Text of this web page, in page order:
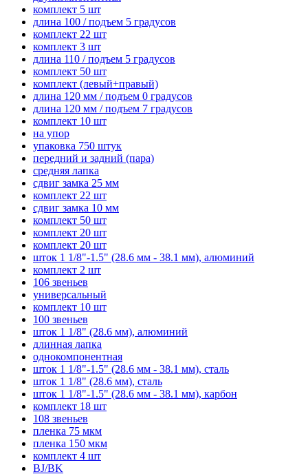
комплект 5 шт
длина 100 / подъем 5 градусов
комплект 22 шт
комплект 3 шт
длина 110 / подъем 5 градусов
комплект 50 шт
комплект (левый+правый)
длина 120 мм / подъем 0 градусов
длина 120 мм / подъем 7 градусов
комплект 10 шт
на упор
упаковка 750 штук
передний и задний (пара)
средняя лапка
сдвиг замка 25 мм
комплект 22 шт
сдвиг замка 10 мм
комплект 50 шт
комплект 20 шт
комплект 20 шт
шток 1 1/8"-1.5" (28.6 мм - 38.1 мм), алюминий
комплект 2 шт
106 звеньев
универсальный
комплект 10 шт
100 звеньев
шток 1 1/8" (28.6 мм), алюминий
длинная лапка
однокомпонентная
шток 1 1/8"-1.5" (28.6 мм - 38.1 мм), сталь
шток 1 1/8" (28.6 мм), сталь
шток 1 1/8"-1.5" (28.6 мм - 38.1 мм), карбон
комплект 18 шт
108 звеньев
пленка 75 мкм
пленка 150 мкм
комплект 4 шт
BJ/BK